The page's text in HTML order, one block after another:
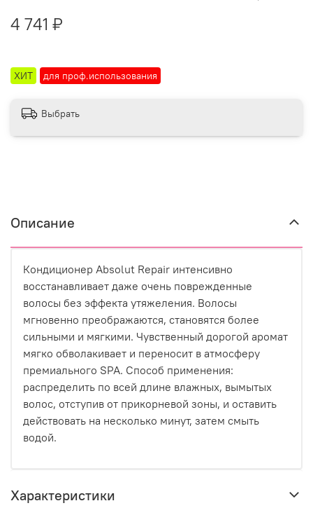
ХИТ для проф.использования
4 741 ₽
Выбрать
Описание
Кондиционер Absolut Repair интенсивно
восстанавливает даже очень поврежденные
волосы без эффекта утяжеления. Волосы
мгновенно преображаются, становятся более
сильными и мягкими. Чувственный дорогой аромат
мягко обволакивает и переносит в атмосферу
премиального SPA. Способ применения:
распределить по всей длине влажных, вымытых
волос, отступив от прикорневой зоны, и оставить
действовать на несколько минут, затем смыть
водой.
Характеристики